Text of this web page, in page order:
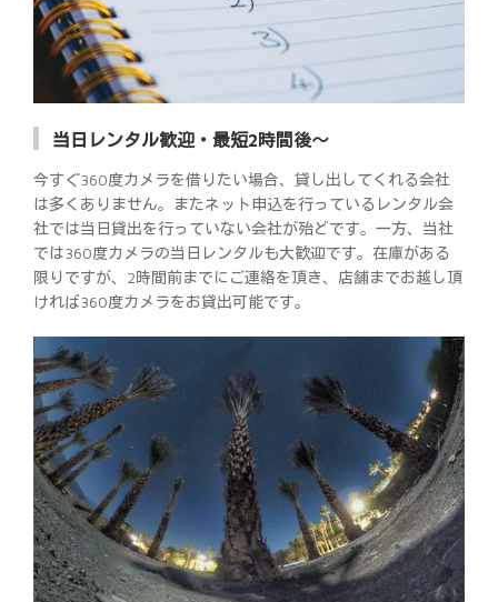
当日レンタル歓迎・最短2時間後～
今すぐ360度カメラを借りたい場合、貸し出してくれる会社
は多くありません。またネット申込を行っているレンタル会
社では当日貸出を行っていない会社が殆どです。一方、当社
では360度カメラの当日レンタルも大歓迎です。在庫がある
限りですが、2時間前までにご連絡を頂き、店舗までお越し頂
ければ360度カメラをお貸出可能です。